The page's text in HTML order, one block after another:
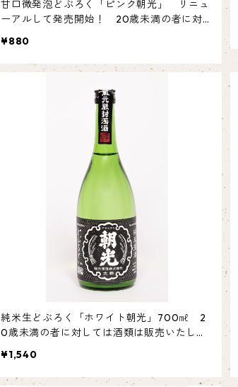
甘口微発泡どぶろく「ピンク朝光」 リニュ
ーアルして発売開始！ 20歳未満の者に対し
¥880
純米生どぶろく「ホワイト朝光」700㎖ 2
0歳未満の者に対しては酒類は販売いたしま
¥1,540